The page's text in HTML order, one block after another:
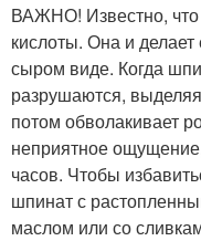
ВАЖНО! Известно,
кислоты. Она и
сыром виде. Когда
разрушаются,
потом обволакивает
неприятное
часов. Чтобы
шпинат с
маслом или со